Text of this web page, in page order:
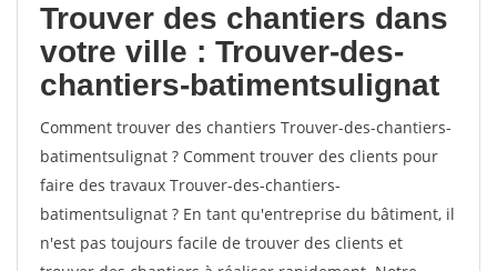
Trouver des chantiers dans
votre ville : Trouver-des-
chantiers-batimentsulignat
Comment trouver des chantiers Trouver-des-chantiers-
batimentsulignat ? Comment trouver des clients pour
faire des travaux Trouver-des-chantiers-
batimentsulignat ? En tant qu'entreprise du bâtiment, il
n'est pas toujours facile de trouver des clients et